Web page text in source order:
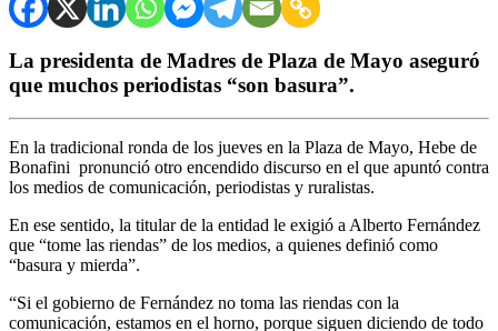
La presidenta de Madres de Plaza de Mayo aseguró
que muchos periodistas “son basura”.
En la tradicional ronda de los jueves en la Plaza de Mayo, Hebe de
Bonafini pronunció otro encendido discurso en el que apuntó contra
los medios de comunicación, periodistas y ruralistas.
En ese sentido, la titular de la entidad le exigió a Alberto Fernández
que “tome las riendas” de los medios, a quienes definió como
“basura y mierda”.
“Si el gobierno de Fernández no toma las riendas con la
comunicación, estamos en el horno, porque siguen diciendo de todo